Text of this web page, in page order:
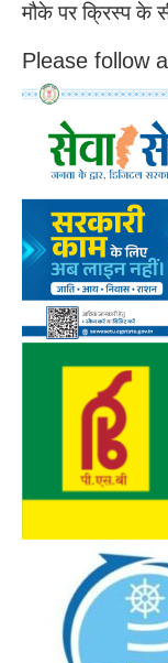
मौके पर क्रिस्प के
Please follow